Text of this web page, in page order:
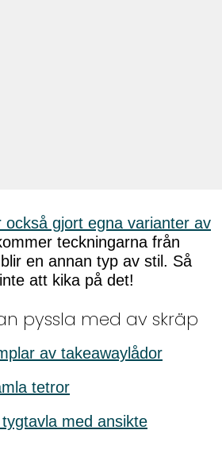
också gjort egna varianter av
teckningarna från
en annan typ av stil. Så
att kika på det!
pyssla med av skräp
av takeawaylådor
tetror
med ansikte